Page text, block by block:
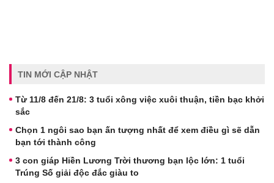
TIN MỚI CẬP NHẬT
Từ 11/8 đến 21/8: 3 tuổi xông việc xuôi thuận, tiền bạc khởi
sắc
Chọn 1 ngôi sao bạn ấn tượng nhất để xem điều gì sẽ dẫn
bạn tới thành công
3 con giáp Hiền Lương Trời thương bạn lộc lớn: 1 tuổi
Trúng Số giải độc đắc giàu to